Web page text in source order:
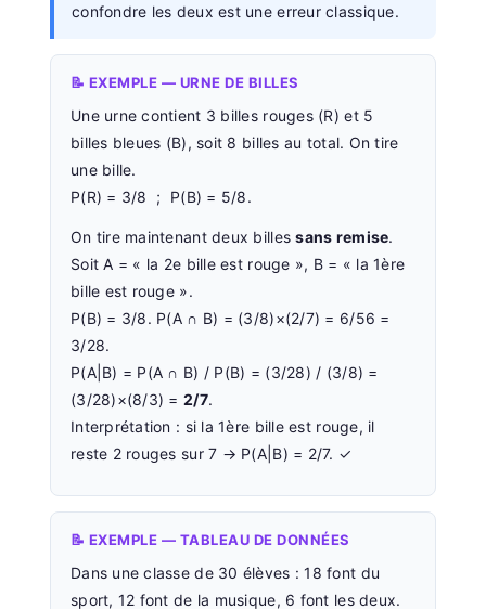
confondre les deux est une erreur classique.
📝 EXEMPLE — URNE DE BILLES
Une urne contient 3 billes rouges (R) et 5
billes bleues (B), soit 8 billes au total. On tire
une bille.
P(R) = 3/8 ; P(B) = 5/8.
On tire maintenant deux billessans remise.
Soit A = « la 2e bille est rouge », B = « la 1ère
bille est rouge ».
P(B) = 3/8. P(A ∩ B) = (3/8)×(2/7) = 6/56 =
3/28.
P(A|B) = P(A ∩ B) / P(B) = (3/28) / (3/8) =
(3/28)×(8/3) =2/7.
Interprétation : si la 1ère bille est rouge, il
reste 2 rouges sur 7 → P(A|B) = 2/7. ✓
📝 EXEMPLE — TABLEAU DE DONNÉES
Dans une classe de 30 élèves : 18 font du
sport, 12 font de la musique, 6 font les deux.